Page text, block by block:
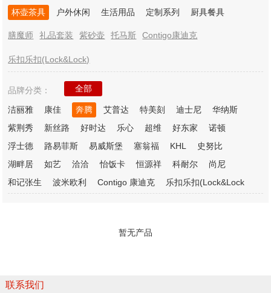
杯壶茶具
户外休闲 生活用品 定制系列 厨具餐具
膳魔师 礼品套装 紫砂壶 托马斯 Contigo康迪克
乐扣乐扣(Lock&Lock)
品牌分类： 全部
洁丽雅 康佳 奔腾 艾普达 特美刻 迪士尼
华纳斯
紫荆秀
新丝路 好时达 乐心 超维 好东家
诺顿
浮士德
路易菲斯 易威斯堡 塞翁福 KHL
史努比
湖畔居
如艺 洽洽 怡饭卡 恒源祥 科耐尔
尚尼
和记张生
波米欧利 Contigo 康迪克 乐扣乐扣(Lock&Lock
暂无产品
联系我们